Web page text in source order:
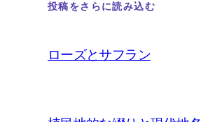
投稿をさらに読み込む
ローズとサフラン